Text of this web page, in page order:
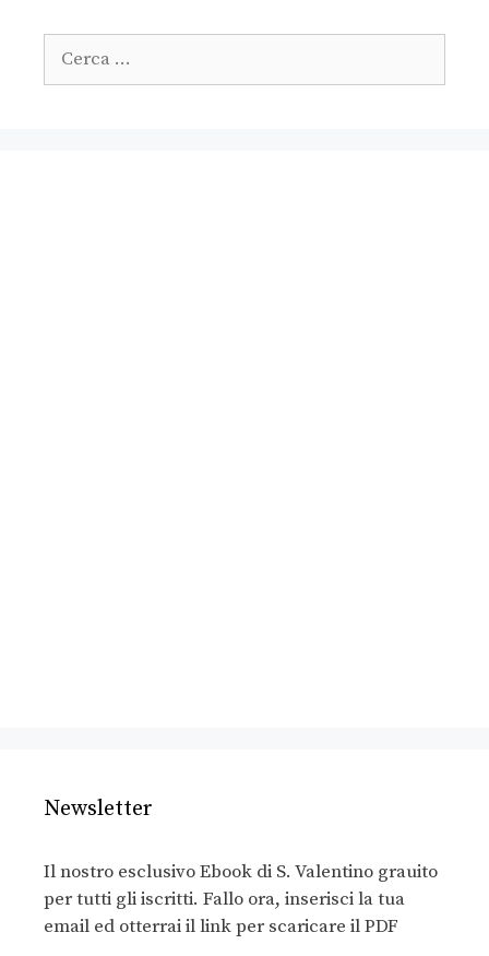
Newsletter
Il nostro esclusivo Ebook di S. Valentino grauito
per tutti gli iscritti. Fallo ora, inserisci la tua
email ed otterrai il link per scaricare il PDF